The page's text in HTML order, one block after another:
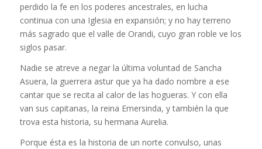
perdido la fe en los poderes ancestrales, en lucha
continua con una Iglesia en expansión; y no hay terreno
más sagrado que el valle de Orandi, cuyo gran roble ve los
siglos pasar.
Nadie se atreve a negar la última voluntad de Sancha
Asuera, la guerrera astur que ya ha dado nombre a ese
cantar que se recita al calor de las hogueras. Y con ella
van sus capitanas, la reina Emersinda, y también la que
trova esta historia, su hermana Aurelia.
Porque ésta es la historia de un norte convulso, unas